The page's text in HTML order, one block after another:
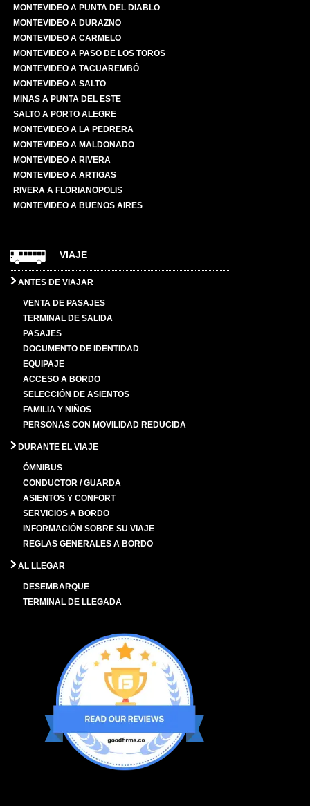
MONTEVIDEO A PUNTA DEL DIABLO
MONTEVIDEO A DURAZNO
MONTEVIDEO A CARMELO
MONTEVIDEO A PASO DE LOS TOROS
MONTEVIDEO A TACUAREMBÓ
MONTEVIDEO A SALTO
MINAS A PUNTA DEL ESTE
SALTO A PORTO ALEGRE
MONTEVIDEO A LA PEDRERA
MONTEVIDEO A MALDONADO
MONTEVIDEO A RIVERA
MONTEVIDEO A ARTIGAS
RIVERA A FLORIANOPOLIS
MONTEVIDEO A BUENOS AIRES
VIAJE
ANTES DE VIAJAR
VENTA DE PASAJES
TERMINAL DE SALIDA
PASAJES
DOCUMENTO DE IDENTIDAD
EQUIPAJE
ACCESO A BORDO
SELECCIÓN DE ASIENTOS
FAMILIA Y NIÑOS
PERSONAS CON MOVILIDAD REDUCIDA
DURANTE EL VIAJE
ÓMNIBUS
CONDUCTOR / GUARDA
ASIENTOS Y CONFORT
SERVICIOS A BORDO
INFORMACIÓN SOBRE SU VIAJE
REGLAS GENERALES A BORDO
AL LLEGAR
DESEMBARQUE
TERMINAL DE LLEGADA